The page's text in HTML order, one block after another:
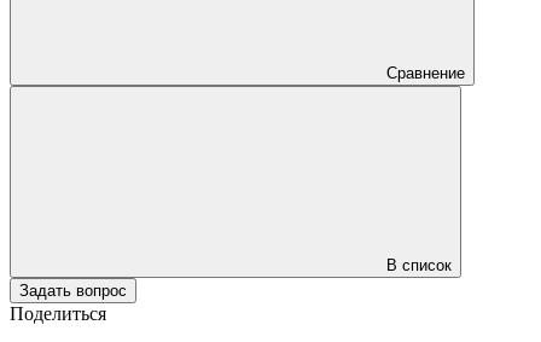
Сравнение
В список
Задать вопрос
Поделиться